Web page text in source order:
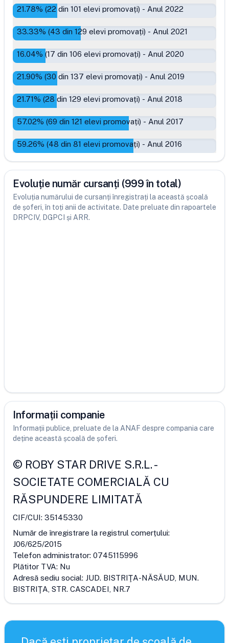
21.78% (22 din 101 elevi promovați) - Anul 2022
33.33% (43 din 129 elevi promovați) - Anul 2021
16.04% (17 din 106 elevi promovați) - Anul 2020
21.90% (30 din 137 elevi promovați) - Anul 2019
21.71% (28 din 129 elevi promovați) - Anul 2018
57.02% (69 din 121 elevi promovați) - Anul 2017
59.26% (48 din 81 elevi promovați) - Anul 2016
Evoluție număr cursanți (999 în total)
Evoluția numărului de cursanți înregistrați la această școală
de șoferi, în toți anii de activitate. Date preluate din rapoartele
DRPCIV, DGPCI și ARR.
Informații companie
Informații publice, preluate de la ANAF despre compania care
deține această școală de șoferi.
© ROBY STAR DRIVE S.R.L.-
SOCIETATE COMERCIALĂ CU
RĂSPUNDERE LIMITATĂ
CIF/CUI: 35145330
Număr de înregistrare la registrul comerțului:
J06/625/2015
Telefon administrator: 0745115996
Plătitor TVA: Nu
Adresă sediu social: JUD. BISTRIŢA-NĂSĂUD, MUN.
BISTRIŢA, STR. CASCADEI, NR.7